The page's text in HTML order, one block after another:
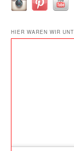
HIER WAREN WIR